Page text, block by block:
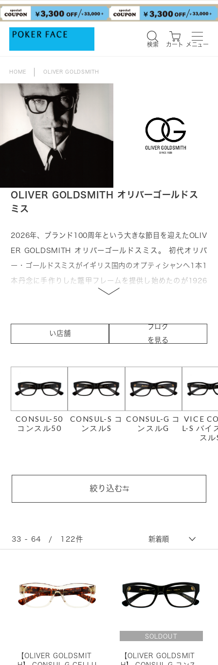
検索 カート メニュー
検索 カート メニュー
HOME OLIVER GOLDSMITH
OLIVER GOLDSMITH オリバーゴールドス
ミス
2026年、ブランド100周年という大きな節目を迎えたOLIV
ER GOLDSMITH オリバーゴールドスミス。 初代オリバ
ー・ゴールドスミスがイギリス国内のオプティシャンへ1本1
本丹念に手作りした鼈甲フレームを提供し始めたのが1926
年。戦後は2代目オリバー・ゴールドスミスによる先進・先
こし、ヨーロッパにおけるサングラスの代名詞とまで言われ
るようになります。デヴィット・ベイリー、マイケル・ケイ
ーゴールドスミスと4世代目にあたるクレアゴールドスミスの
新たなる輝きを見せています。 ファッションとアイウェアを
結びつけた先駆的ブランドとしても知られ、単なる視力矯正
ル）」、「Library（ライブラリー）」などアーカイブモデ
ルを現代的なバランスで再構築したコレクションは、クラシ
い店舗
ブログ
を見る
CONSUL-50
コンスル50
CONSUL-S コ
ンスルS
CONSUL-G コ
ンスルG
VICE
L-S バイ
スル
絞り込む
33 - 64 / 122件
【OLIVER GOLDSMIT
【OLIVER GOLDSMIT